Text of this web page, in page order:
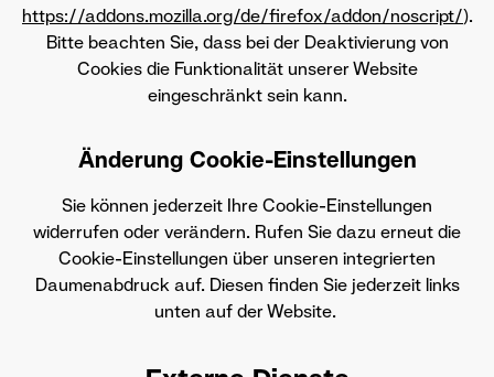
https://addons.mozilla.org/de/firefox/addon/noscript/).
Bitte beachten Sie, dass bei der Deaktivierung von
Cookies die Funktionalität unserer Website
eingeschränkt sein kann.
Änderung Cookie-Einstellungen
Sie können jederzeit Ihre Cookie-Einstellungen
widerrufen oder verändern. Rufen Sie dazu erneut die
Cookie-Einstellungen über unseren integrierten
Daumenabdruck auf. Diesen finden Sie jederzeit links
unten auf der Website.